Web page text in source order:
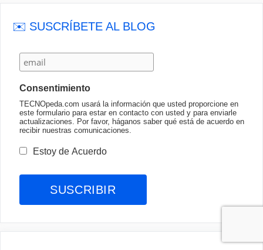
✉️ SUSCRÍBETE AL BLOG
Consentimiento
TECNOpeda.com usará la información que usted proporcione en
este formulario para estar en contacto con usted y para enviarle
actualizaciones. Por favor, háganos saber qué está de acuerdo en
recibir nuestras comunicaciones.
Estoy de Acuerdo